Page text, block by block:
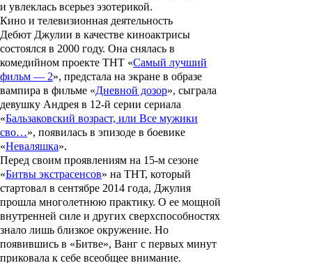
и увлеклась всерьез эзотерикой.
Кино и телевизионная деятельность
Дебют Джулии в качестве киноактрисы
состоялся в 2000 году. Она снялась в
комедийном проекте ТНТ «Самый лучший
фильм — 2», предстала на экране в образе
вампира в фильме «Дневной дозор», сыграла
девушку Андрея в 12-й серии сериала
«Бальзаковский возраст, или Все мужики
сво…», появилась в эпизоде в боевике
«Неваляшка».
Перед своим проявлениям на 15-м сезоне
«Битвы экстрасенсов» на ТНТ, который
стартовал в сентябре 2014 года, Джулия
прошла многолетнюю практику. О ее мощной
внутренней силе и других сверхспособностях
знало лишь близкое окружение. Но
появившись в «Битве», Ванг с первых минут
приковала к себе всеобщее внимание.